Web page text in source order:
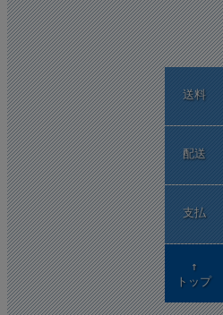
送料
配送
支払
↑
トップ